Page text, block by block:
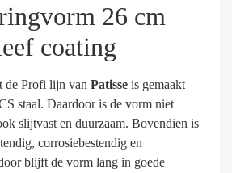
26 cm
coating
de Profi lijn van Patisse is gemaakt
staal. Daardoor is de vorm niet
slijtvast en duurzaam. Bovendien is
corrosiebestendig en
blijft de vorm lang in goede